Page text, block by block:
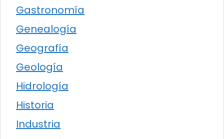
Gastronomía
Genealogía
Geografía
Geología
Hidrología
Historia
Industria